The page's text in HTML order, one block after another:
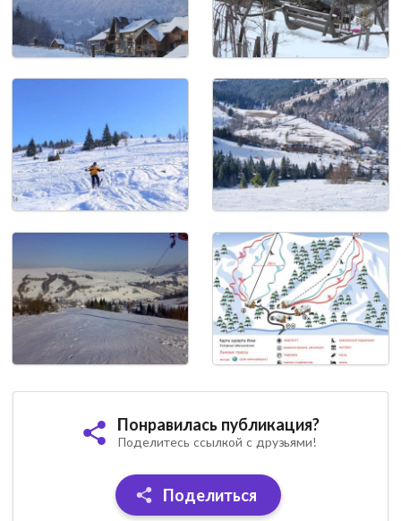
Понравилась публикация?
Поделитесь ссылкой с друзьями!
Поделиться